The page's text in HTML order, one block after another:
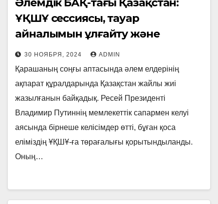
Әлемдік БАҚ-тағы Қазақстан:
ҰҚШҰ сессиясы, тауар
айналымын ұлғайту және
жанармай әкетуге тыйым
30 НОЯБРЯ, 2024 ADMIN
Қарашаның соңғы аптасында әлем елдерінің
ақпарат құралдарында Қазақстан жайлы жиі
жазылғанын байқадық. Ресей Президенті
Владимир Путиннің мемлекеттік сапармен келуі
аясында бірнеше келісімдер өтті, бұған қоса
еліміздің ҰҚШҰ-ға төрағалығы қорытындыланды.
Оның…